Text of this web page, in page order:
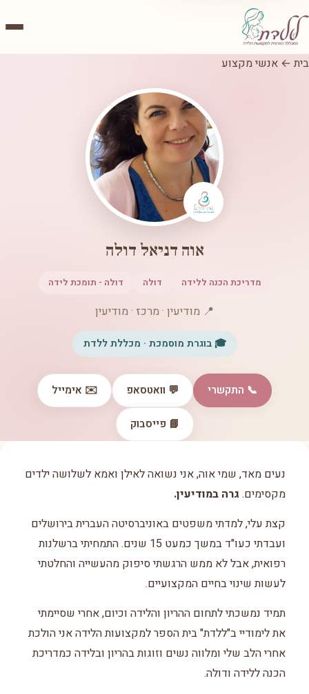
בית ← אנשי מקצוע
אוה דניאל דולה
מדריכת הכנה ללידה דולה דולה - תומכת לידה
📍 מודיעין · מרכז · מודיעין
🎓 בוגרת מוסמכת · מכללת ללדת
📞 התקשרי 💬 וואטסאפ ✉️ אימייל
📘 פייסבוק
נעים מאד, שמי אוה, אני נשואה לאילן ואמא לשלושה ילדים
מקסימים. גרה במודיעין.
קצת עלי, למדתי משפטים באוניברסיטה העברית בירושלים
ועבדתי כעו"ד במשך כמעט 15 שנים. התמחיתי ברשלנות
רפואית, אבל לא ממש הרגשתי סיפוק מהעשייה והחלטתי
לעשות שינוי בחיים המקצועיים.
תמיד נמשכתי לתחום ההריון והלידה וכיום, אחרי שסיימתי
את לימודיי ב"ללדת" בית הספר למקצועות הלידה אני הולכת
אחרי הלב שלי ומלווה נשים וזוגות בהריון ובלידה כמדריכת
הכנה ללידה ודולה.